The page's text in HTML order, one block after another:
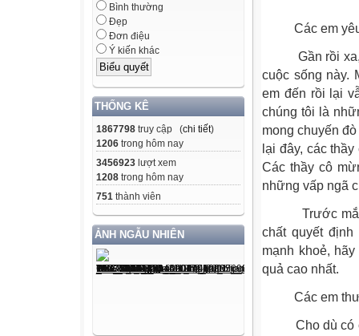
Bình thường
Đẹp
Đơn điệu
Ý kiến khác
THỐNG KÊ
1867798 truy cập (chi tiết)
1206 trong hôm nay
3456923 lượt xem
1208 trong hôm nay
751 thành viên
ẢNH NGẪU NHIÊN
Các em yêu
Gần rồi xa,
cuộc sống này.
em đến rồi lại
chúng tôi là
mong chuyến
lại đây, các
Các thầy cô
những vấp ngã
Trước mắt
chất quyết
mạnh khoẻ,
quả cao nhất.
Các em
Cho dù có ở